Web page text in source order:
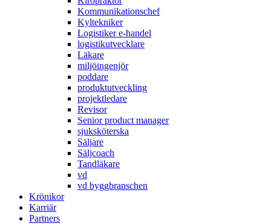
Kommunikationschef
Kyltekniker
Logistiker e-handel
logistikutvecklare
Läkare
miljöingenjör
poddare
produktutveckling
projektledare
Revisor
Senior product manager
sjuksköterska
Säljare
Säljcoach
Tandläkare
vd
vd byggbranschen
Krönikor
Karriär
Partners